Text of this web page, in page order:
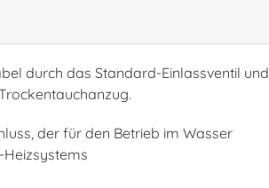
durch das Standard-Einlassventil und
der für den Betrieb im Wasser